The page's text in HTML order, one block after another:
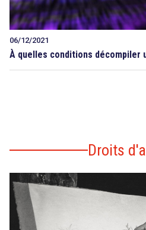
06/12/2021
À quelles conditions décompiler
Droits